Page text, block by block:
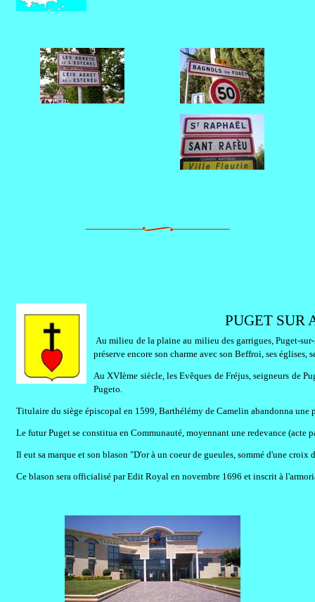
PUGET SUR
Au milieu de la plaine au milieu des garrigues, Puget-
préserve encore son charme avec son Beffroi, ses églises,
Au XVIème siècle, les Evêques de Fréjus, seigneurs de
Pugeto.
Titulaire du siège épiscopal en 1599, Barthélémy de Camelin abandonna une
Le futur Puget se constitua en Communauté, moyennant une redevance (acte
Il eut sa marque et son blason "D'or à un coeur de gueules, sommé d'une croix
Ce blason sera officialisé par Edit Royal en novembre 1696 et inscrit à